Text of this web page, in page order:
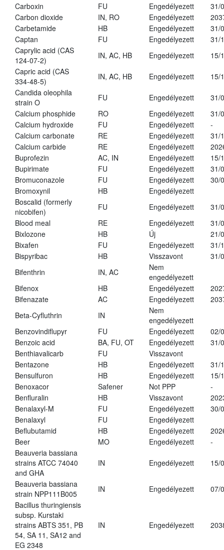
Carboxin
FU Engedélyezett
31/
Carbon dioxide
IN, RO Engedélyezett
Carbetamide
HB Engedélyezett
31/
Captan
FU Engedélyezett
31/
Caprylic acid (CAS
124-07-2)
IN, AC, HB Engedélyezett
15/
Capric acid (CAS
334-48-5)
IN, AC, HB Engedélyezett
15/
Candida oleophila
strain O
FU Engedélyezett
31/
Calcium phosphide
RO Engedélyezett
31/
Calcium hydroxide
FU Engedélyezett
-
Calcium carbonate
RE Engedélyezett
31/
Calcium carbide
RE Engedélyezett
Buprofezin
AC, IN Engedélyezett
15/
Bupirimate
FU Engedélyezett
31/
Bromuconazole
FU Engedélyezett
30/
Bromoxynil
HB
Engedélyezett
Boscalid (formerly
nicobifen)
FU Engedélyezett
31/
Blood meal
RE Engedélyezett
31/
Bixlozone
HB Új
21/
Bixafen
FU Engedélyezett
31/
Bispyribac
HB Visszavont
31/
Bifenthrin
IN, AC
Nem
engedélyezett
Bifenox
HB Engedélyezett
Bifenazate
AC Engedélyezett
Beta-Cyfluthrin
IN
Nem
engedélyezett
Benzovindiflupyr
FU Engedélyezett
02/
Benzoic acid
BA, FU, OT Engedélyezett
31/
Benthiavalicarb
FU
Visszavont
Bentazone
HB Engedélyezett
31/
Bensulfuron
HB Engedélyezett
15/
Benoxacor
Safener Not PPP
-
Benfluralin
HB Visszavont
Benalaxyl-M
FU Engedélyezett
30/
Benalaxyl
FU
Engedélyezett
Beflubutamid
HB Engedélyezett
Beer
MO Engedélyezett
-
Beauveria bassiana
strains ATCC 74040
and GHA
IN Engedélyezett 15/
Beauveria bassiana
strain NPP111B005
IN Engedélyezett
07/
Bacillus thuringiensis
subsp. Kurstaki
strains ABTS 351, PB
54, SA 11, SA12 and
EG 2348
IN Engedélyezett